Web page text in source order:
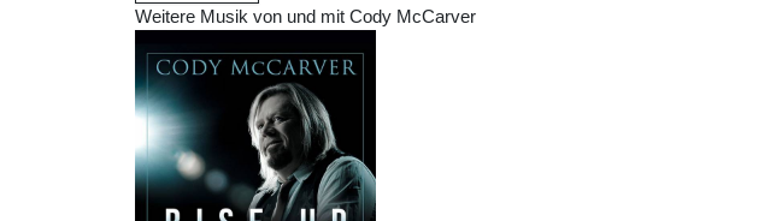
Weitere Musik von und mit Cody McCarver